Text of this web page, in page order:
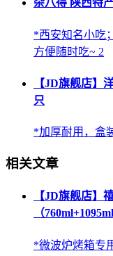
杂八得 陕西特
*西安知名小吃
方便随时吃~ 2
【JD旗舰店】
只
*加厚耐用，盒
相关文章
【JD旗舰店】
（
*微波炉烤箱专